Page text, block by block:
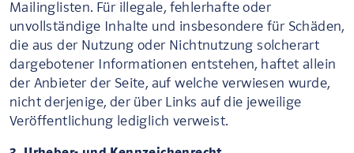
Mailinglisten. Für illegale, fehlerhafte oder
unvollständige Inhalte und insbesondere für Schäden,
die aus der Nutzung oder Nichtnutzung solcherart
dargebotener Informationen entstehen, haftet allein
der Anbieter der Seite, auf welche verwiesen wurde,
nicht derjenige, der über Links auf die jeweilige
Veröffentlichung lediglich verweist.